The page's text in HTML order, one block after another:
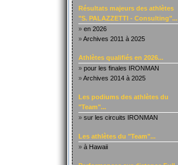
Résultats majeurs des athlètes
"S. PALAZZETTI - Consulting"...
» en 2026
»Archives 2011 à 2025
Athlètes qualifiés en 2026...
» pour les finales IRONMAN
»Archives 2014 à 2025
Les podiums des athlètes du
"Team"...
» sur les circuits IRONMAN
Les athlètes du "Team"...
» à Hawaii